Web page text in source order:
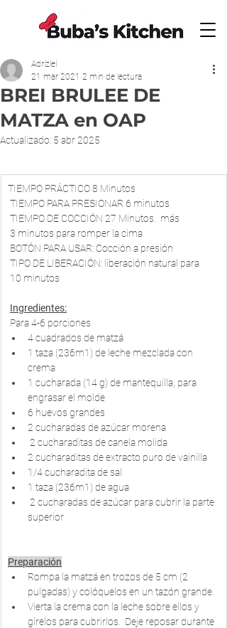
BREI BRULEE DE
MATZA en OAP
Adrizlei
21 mar 2021 2 min de lectura
Actualizado: 5 abr 2025
​TIEMPO PRÁCTICO 8 Minutos
TIEMPO PARA PRESIONAR 6 minutos
TIEMPO DE COCCIÓN 27 Minutos.  más
3 minutos para romper la cima
BOTÓN PARA USAR: Cocción a presión
TIPO DE LIBERACIÓN: liberación natural para
10 minutos
Ingredientes:
Para 4-6 porciones
4 cuadrados de matzá
1 taza (236m1) de leche mezclada con
crema
1 cucharada (14 g) de mantequilla, para
engrasar el molde
6 huevos grandes
2 cucharadas de azúcar morena
2 cucharaditas de canela molida
2 cucharaditas de extracto puro de vainilla
1/4 cucharadita de sal
1 taza (236m1) de agua
superior
Preparación
Rompa la matzá en trozos de 5 cm (2
pulgadas) y colóquelos en un tazón grande.
Vierta la crema con la leche sobre ellos y
gírelos para cubrirlos.  Deje reposar durante